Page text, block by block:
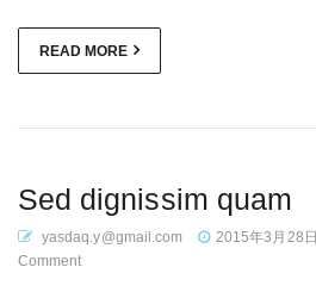
READ MORE
Sed dignissim quam
yasdaq.y@gmail.com 2015年3月28日
Comment